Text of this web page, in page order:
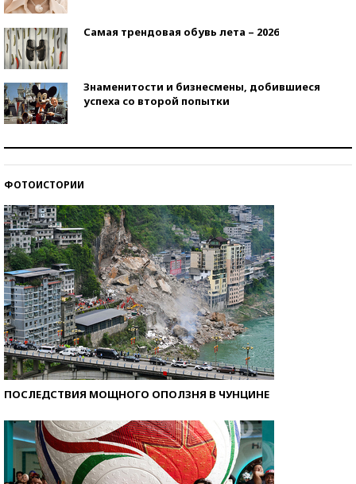
Самая трендовая обувь лета – 2026
Знаменитости и бизнесмены, добившиеся
успеха со второй попытки
ФОТОИСТОРИИ
ПОСЛЕДСТВИЯ МОЩНОГО ОПОЛЗНЯ В ЧУНЦИНЕ